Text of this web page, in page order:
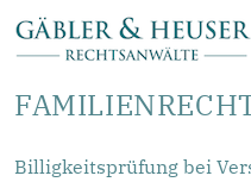
Billigkeitsprüfung bei